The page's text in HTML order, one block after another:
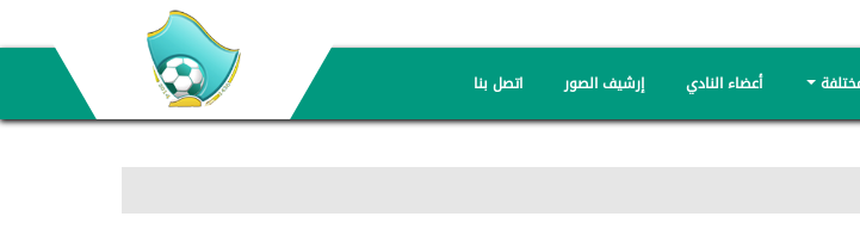
أعضاء النادي إرشيف الصور اتصل بنا